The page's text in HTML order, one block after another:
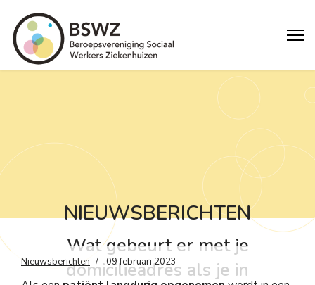
NIEUWSBERICHTEN
Wat gebeurt er met je
domicilieadres als je in
Nieuwsberichten 09 februari 2023